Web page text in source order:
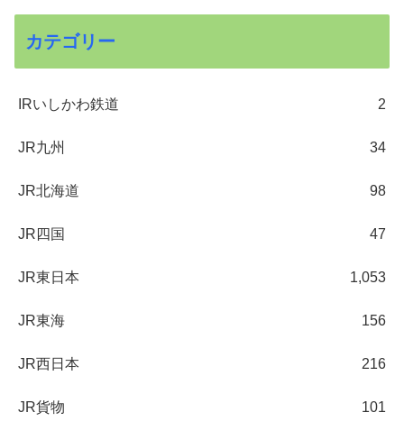
カテゴリー
IRいしかわ鉄道 2
JR九州 34
JR北海道 98
JR四国 47
JR東日本 1,053
JR東海 156
JR西日本 216
JR貨物 101